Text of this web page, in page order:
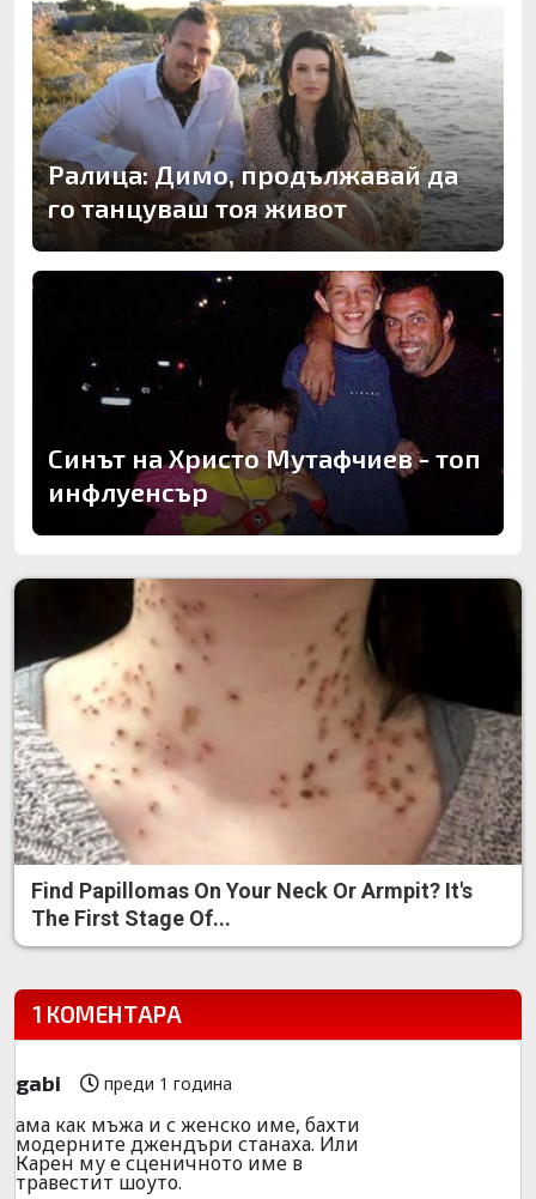
Ралица: Димо, продължавай да
го танцуваш тоя живот
Синът на Христо Мутафчиев - топ
инфлуенсър
Find Papillomas On Your Neck Or Armpit? It's
The First Stage Of...
1 КОМЕНТАРА
gabi преди 1 година
ама как мъжа и с женско име, бахти
модерните джендъри станаха. Или
Карен му е сценичното име в
травестит шоуто.